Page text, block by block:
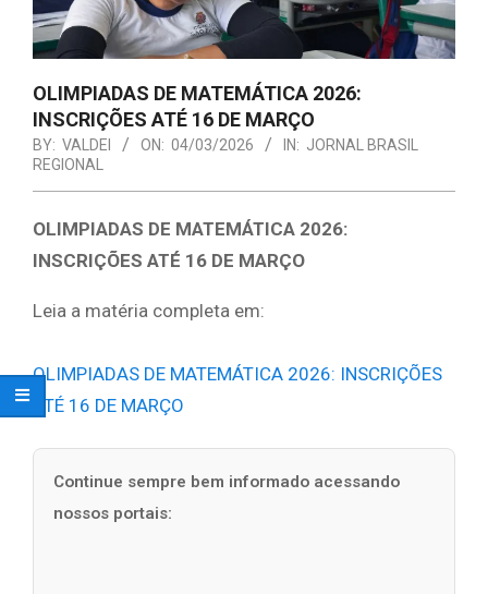
OLIMPIADAS DE MATEMÁTICA 2026:
INSCRIÇÕES ATÉ 16 DE MARÇO
BY: VALDEI ON: 04/03/2026 IN: JORNAL BRASIL
REGIONAL
OLIMPIADAS DE MATEMÁTICA 2026:
INSCRIÇÕES ATÉ 16 DE MARÇO
Leia a matéria completa em:
OLIMPIADAS DE MATEMÁTICA 2026: INSCRIÇÕES
ATÉ 16 DE MARÇO
Continue sempre bem informado acessando
nossos portais: